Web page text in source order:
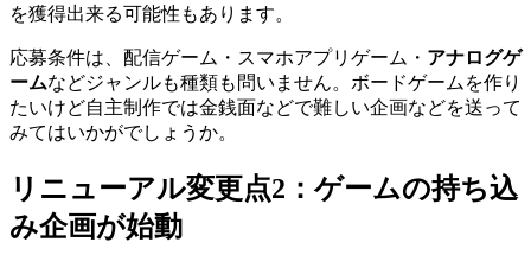
を獲得出来る可能性もあります。
応募条件は、配信ゲーム・スマホアプリゲーム・ アナログゲ
ームなどジャンルも種類も問いません。ボードゲームを作り
たいけど自主制作では金銭面などで難しい企画などを送って
みてはいかがでしょうか。
リニューアル変更点2：ゲームの持ち込
み企画が始動